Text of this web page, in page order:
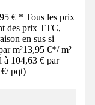
€ * Tous les prix
des prix TTC,
en sus si
m²13,95 €*/ m²
à 104,63 € par
/ pqt)